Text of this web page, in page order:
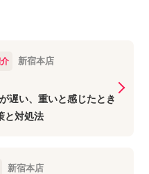
新宿本店
遅い、重いと感じたとき
と対処法
新宿本店